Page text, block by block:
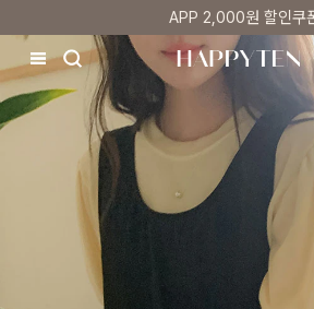
첫 구매 5% 감사쿠폰